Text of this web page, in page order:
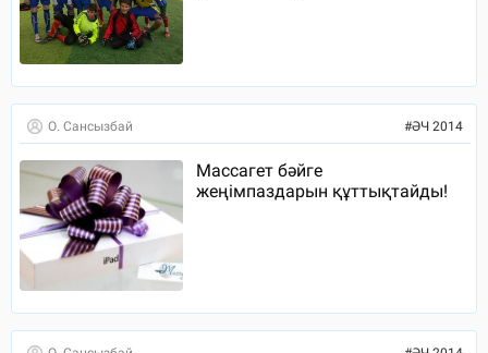
О. Сансызбай #ӘЧ 2014
Массагет бәйге
жеңімпаздарын құттықтайды!